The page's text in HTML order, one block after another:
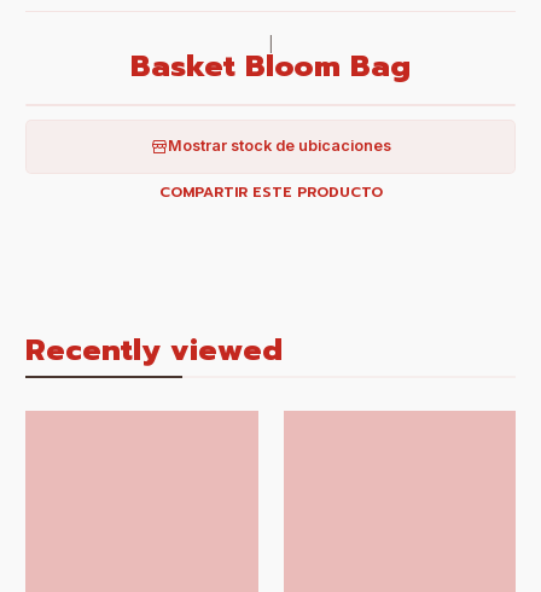
Basket Bloom Bag
Mostrar stock de ubicaciones
COMPARTIR ESTE PRODUCTO
Recently viewed